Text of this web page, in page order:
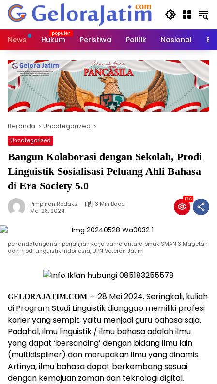
Langsung
konten
News
Hukum Peristiwa Politik Nasional
Beranda Uncategorized
Uncategorized
Bangun Kolaborasi dengan Sekolah, Prodi
Linguistik Sosialisasi Peluang Ahli Bahasa
di Era Society 5.0
Pimpinan Redaksi
3 Min Baca
Mei 28, 2024
136
penandatanganan perjanjian kerja sama antara pihak SMAN 3 Magetan
dan Prodi Linguistik Indonesia, UPN Veteran Jatim
GELORAJATIM.COM — 28 Mei 2024. Seringkali, kuliah
di Program Studi Linguistik dianggap memiliki profesi
karier yang sempit, yaitu menjadi guru bahasa saja.
Padahal, ilmu linguistik / ilmu bahasa adalah ilmu
yang dapat ‘bersanding’ dengan bidang ilmu lain
(multidispliner) dan merupakan ilmu yang dinamis.
Artinya, ilmu bahasa dapat berkembang sesuai
dengan kemajuan zaman dan teknologi digital.